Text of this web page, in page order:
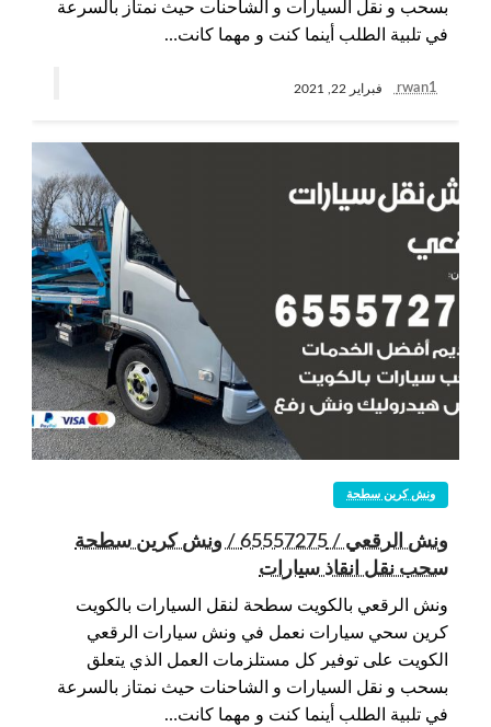
بسحب و نقل السيارات و الشاحنات حيث نمتاز بالسرعة
في تلبية الطلب أينما كنت و مهما كانت…
rwan1 فبراير 22, 2021
ونش كرين سطحة
ونش الرقعي / 65557275 / ونش كرين سطحة
سحب نقل انقاذ سيارات
ونش الرقعي بالكويت سطحة لنقل السيارات بالكويت
كرين سحي سيارات نعمل في ونش سيارات الرقعي
الكويت على توفير كل مستلزمات العمل الذي يتعلق
بسحب و نقل السيارات و الشاحنات حيث نمتاز بالسرعة
في تلبية الطلب أينما كنت و مهما كانت…